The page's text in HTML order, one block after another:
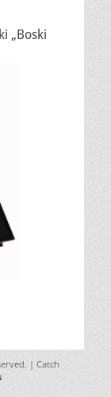
„Boski
| Catch